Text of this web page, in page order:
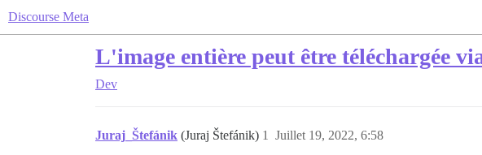
Discourse Meta
L'image entière peut être téléchargée
Dev
Juraj_Štefánik (Juraj Štefánik) Juillet 19, 2022, 6:58
1